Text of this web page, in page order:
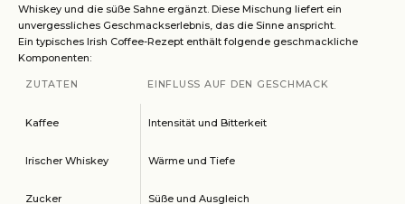
Whiskey und die süße Sahne ergänzt. Diese Mischung liefert ein
unvergessliches Geschmackserlebnis, das die Sinne anspricht.
Ein typisches Irish Coffee-Rezept enthält folgende geschmackliche
Komponenten:
ZUTATEN EINFLUSS AUF DEN GESCHMACK
Kaffee Intensität und Bitterkeit
Irischer Whiskey Wärme und Tiefe
Zucker Süße und Ausgleich